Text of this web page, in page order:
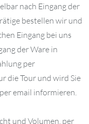
nach Eingang der
bestellen wir und
Eingang bei uns
der Ware in
per
die Tour und wird Sie
email informieren.
und Volumen, per